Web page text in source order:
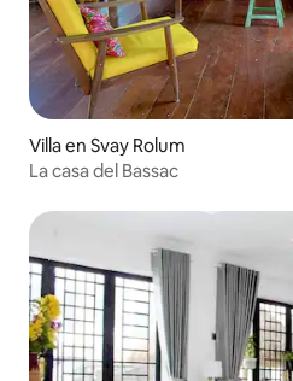
Villa en Svay Rolum
La casa del Bassac